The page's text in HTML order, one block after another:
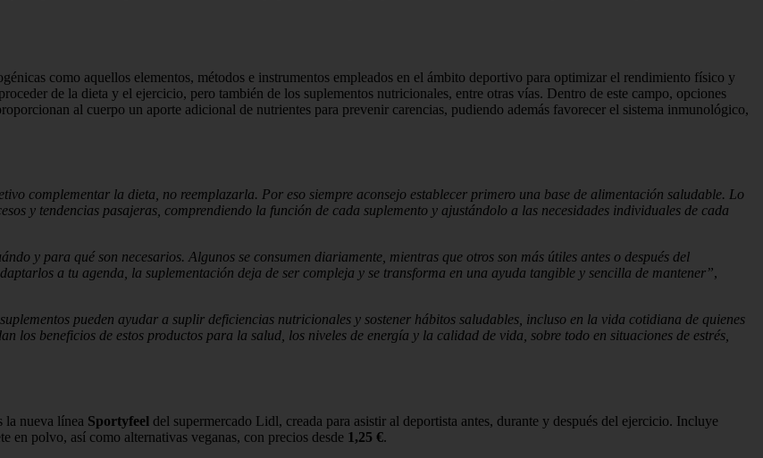
como aquellos elementos, métodos e instrumentos empleados en el ámbito deportivo para optimizar el rendimiento físico y
de la dieta y el ejercicio, pero también de los suplementos nutricionales, entre otras vías. Dentro de este campo, opciones
al cuerpo un aporte adicional de nutrientes para prevenir carencias, pudiendo además favorecer el sistema inmunológico,
complementar la dieta, no reemplazarla. Por eso siempre aconsejo establecer primero una base de alimentación saludable. Lo
y tendencias pasajeras, comprendiendo la función de cada suplemento y ajustándolo a las necesidades individuales de cada
y para qué son necesarios. Algunos se consumen diariamente, mientras que otros son más útiles antes o después del
a tu agenda, la suplementación deja de ser compleja y se transforma en una ayuda tangible y sencilla de mantener”,
pueden ayudar a suplir deficiencias nutricionales y sostener hábitos saludables, incluso en la vida cotidiana de quienes
los beneficios de estos productos para la salud, los niveles de energía y la calidad de vida, sobre todo en situaciones de estrés,
la nueva línea Sportyfeel del supermercado Lidl, creada para asistir al deportista antes, durante y después del ejercicio. Incluye
en polvo, así como alternativas veganas, con precios desde 1,25 €.